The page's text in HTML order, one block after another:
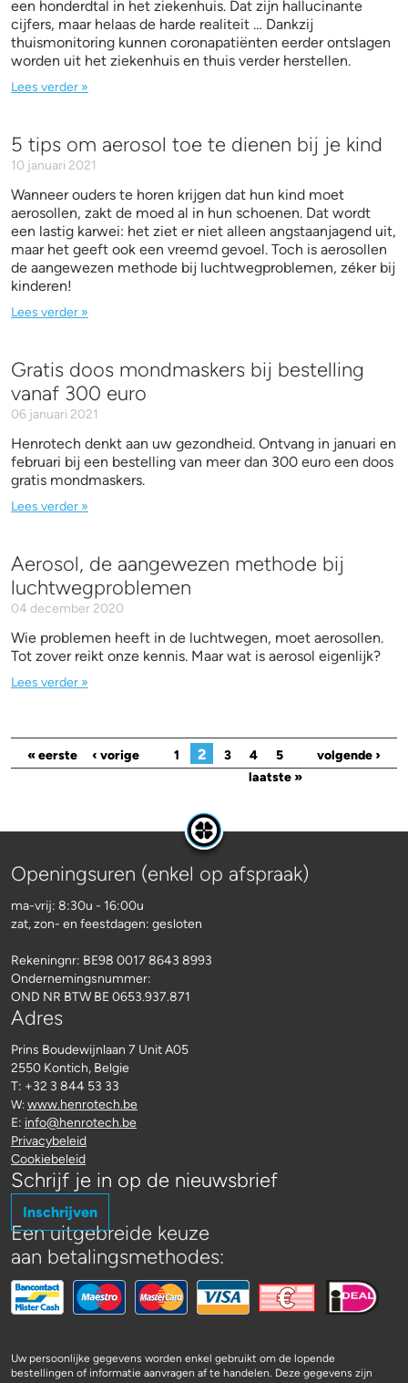
een honderdtal in het ziekenhuis. Dat zijn hallucinante
cijfers, maar helaas de harde realiteit … Dankzij
thuismonitoring kunnen coronapatiënten eerder ontslagen
worden uit het ziekenhuis en thuis verder herstellen.
Lees verder »
5 tips om aerosol toe te dienen bij je kind
10 januari 2021
Wanneer ouders te horen krijgen dat hun kind moet
aerosollen, zakt de moed al in hun schoenen. Dat wordt
een lastig karwei: het ziet er niet alleen angstaanjagend uit,
maar het geeft ook een vreemd gevoel. Toch is aerosollen
de aangewezen methode bij luchtwegproblemen, zéker bij
kinderen!
Lees verder »
Gratis doos mondmaskers bij bestelling
vanaf 300 euro
06 januari 2021
Henrotech denkt aan uw gezondheid. Ontvang in januari en
februari bij een bestelling van meer dan 300 euro een doos
gratis mondmaskers.
Lees verder »
Aerosol, de aangewezen methode bij
luchtwegproblemen
04 december 2020
Wie problemen heeft in de luchtwegen, moet aerosollen.
Tot zover reikt onze kennis. Maar wat is aerosol eigenlijk?
Lees verder »
Pagina's
« eerste ‹ vorige 1 2 3 4 5
volgende ›
laatste »
Openingsuren (enkel op afspraak)
ma-vrij: 8:30u - 16:00u
zat, zon- en feestdagen: gesloten
Rekeningnr: BE98 0017 8643 8993
Ondernemingsnummer:
OND NR BTW BE 0653.937.871
Adres
Prins Boudewijnlaan 7 Unit A05
2550 Kontich, Belgie
T: +32 3 844 53 33
W: www.henrotech.be
E: info@henrotech.be
Privacybeleid
Cookiebeleid
Schrijf je in op de nieuwsbrief
Inschrijven
Een uitgebreide keuze
aan betalingsmethodes:
Uw persoonlijke gegevens worden enkel gebruikt om de lopende
bestellingen of informatie aanvragen af te handelen. Deze gegevens zijn